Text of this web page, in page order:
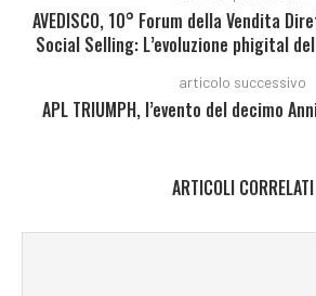
AVEDISCO, 10° Forum della Vendita
Social Selling: L’evoluzione phigital
articolo successivo
APL TRIUMPH, l’evento del decimo
ARTICOLI CORRELATI